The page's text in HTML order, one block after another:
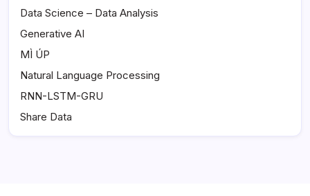
Data Science – Data Analysis
Generative AI
MÌ ÚP
Natural Language Processing
RNN-LSTM-GRU
Share Data